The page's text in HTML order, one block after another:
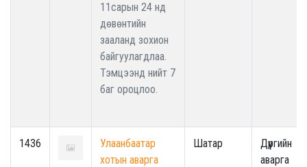
11сарын 24 нд
дөвөнтийн
зааланд зохион
байгуулагдлаа.
Тэмцээнд нийт 7
баг ороцлоо.
1436
Улаанбаатар
хотын аварга
Шатар
Дүүргийн
аварга